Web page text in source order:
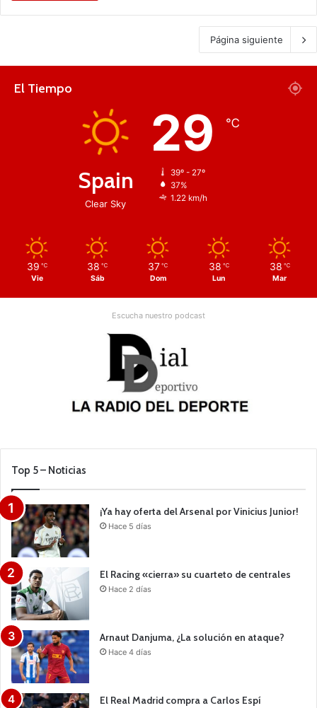
Página siguiente
El Tiempo
Spain
Clear Sky
29 ℃
39º - 27º
37%
1.22 km/h
39 ℃
Vie
38 ℃
Sáb
37 ℃
Dom
38 ℃
Lun
38 ℃
Mar
Escucha nuestro podcast
Top 5 – Noticias
¡Ya hay oferta del Arsenal por Vinicius Junior!
Hace 5 días
El Racing «cierra» su cuarteto de centrales
Hace 2 días
Arnaut Danjuma, ¿La solución en ataque?
Hace 4 días
El Real Madrid compra a Carlos Espí